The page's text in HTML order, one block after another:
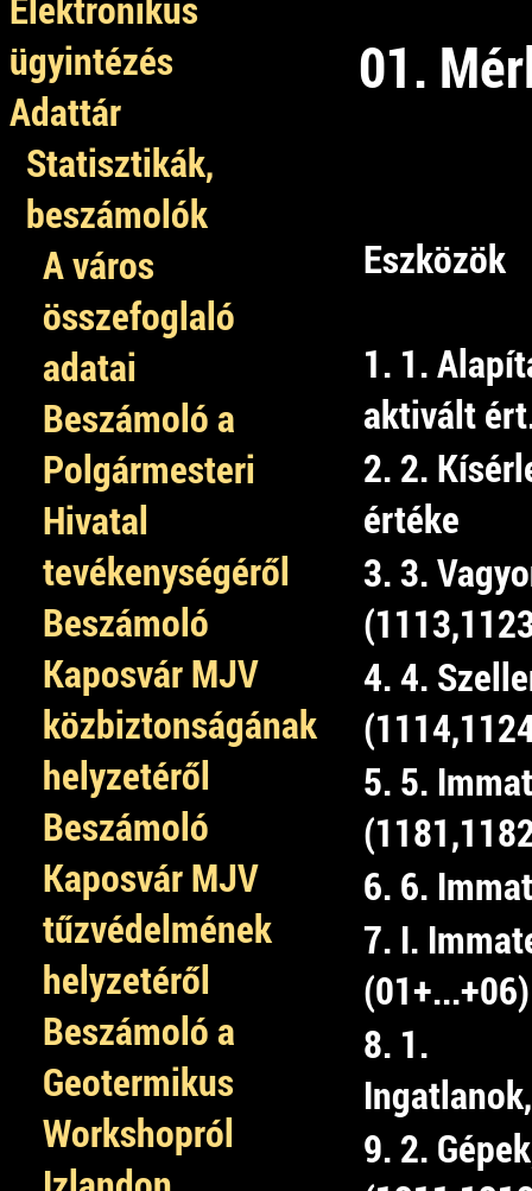
ügyintézés
Adattár
Statisztikák,
beszámolók
A város
összefoglaló
adatai
Beszámoló a
Polgármesteri
Hivatal
tevékenységéről
Beszámoló
Kaposvár MJV
közbiztonságának
helyzetéről
Beszámoló
Kaposvár MJV
tűzvédelmének
helyzetéről
Beszámoló a
Geotermikus
Workshopról
01.
Eszközök
1. 1.
aktivált
2. 2.
értéke
3. 3.
4. 4.
5. 5.
6. 6.
7. I.
(01+...+06)
8. 1.
9. 2.